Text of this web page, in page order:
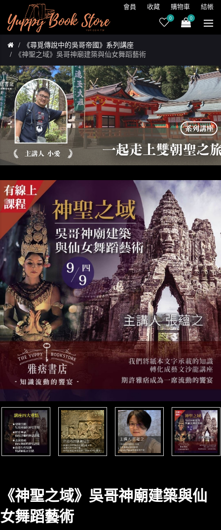
會員 收藏 購物車 結帳
0 0
《尋覓傳說中的吳哥帝國》系列講座
《神聖之域》吳哥神廟建築與仙女舞蹈藝術
《神聖之域》吳哥神廟建築與仙
女舞蹈藝術